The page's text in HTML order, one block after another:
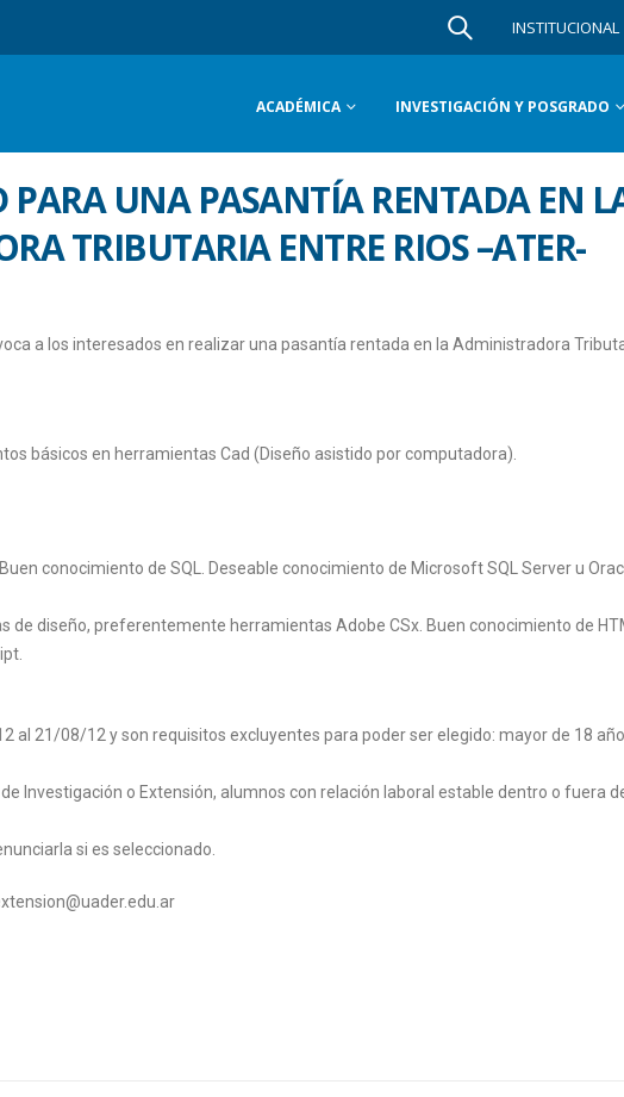
INSTITUCIONAL
ACADÉMICA INVESTIGACIÓN Y POSGRADO
UNA PASANTÍA RENTADA EN
TRIBUTARIA ENTRE RIOS –ATER-
a los interesados en realizar una pasantía rentada en la Administradora
básicos en herramientas Cad (Diseño asistido por computadora).
Buen conocimiento de SQL. Deseable conocimiento de Microsoft SQL Server u
de diseño, preferentemente herramientas Adobe CSx. Buen conocimiento de
al 21/08/12 y son requisitos excluyentes para poder ser elegido: mayor de 18
Investigación o Extensión, alumnos con relación laboral estable dentro o fuera
si es seleccionado.